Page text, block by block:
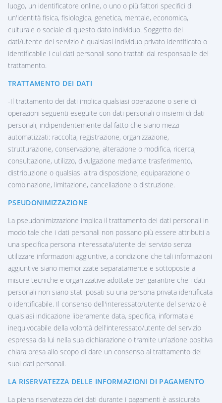
luogo, un identificatore online, o uno o più fattori specifici di
un'identità fisica, fisiologica, genetica, mentale, economica,
culturale o sociale di questo dato individuo. Soggetto dei
dati/utente del servizio è qualsiasi individuo privato identificato o
identificabile i cui dati personali sono trattati dal responsabile del
trattamento.
TRATTAMENTO DEI DATI
-Il trattamento dei dati implica qualsiasi operazione o serie di
operazioni seguenti eseguite con dati personali o insiemi di dati
personali, indipendentemente dal fatto che siano mezzi
automatizzati: raccolta, registrazione, organizzazione,
strutturazione, conservazione, alterazione o modifica, ricerca,
consultazione, utilizzo, divulgazione mediante trasferimento,
distribuzione o qualsiasi altra disposizione, equiparazione o
combinazione, limitazione, cancellazione o distruzione.
PSEUDONIMIZZAZIONE
La pseudonimizzazione implica il trattamento dei dati personali in
modo tale che i dati personali non possano più essere attribuiti a
una specifica persona interessata/utente del servizio senza
utilizzare informazioni aggiuntive, a condizione che tali informazioni
aggiuntive siano memorizzate separatamente e sottoposte a
misure tecniche e organizzative adottate per garantire che i dati
personali non siano stati posati su una persona privata identificata
o identificabile. Il consenso dell'interessato/utente del servizio è
qualsiasi indicazione liberamente data, specifica, informata e
inequivocabile della volontà dell'interessato/utente del servizio
espressa da lui nella sua dichiarazione o tramite un'azione positiva
chiara presa allo scopo di dare un consenso al trattamento dei
suoi dati personali.
LA RISERVATEZZA DELLE INFORMAZIONI DI PAGAMENTO
La piena riservatezza dei dati durante i pagamenti è assicurata